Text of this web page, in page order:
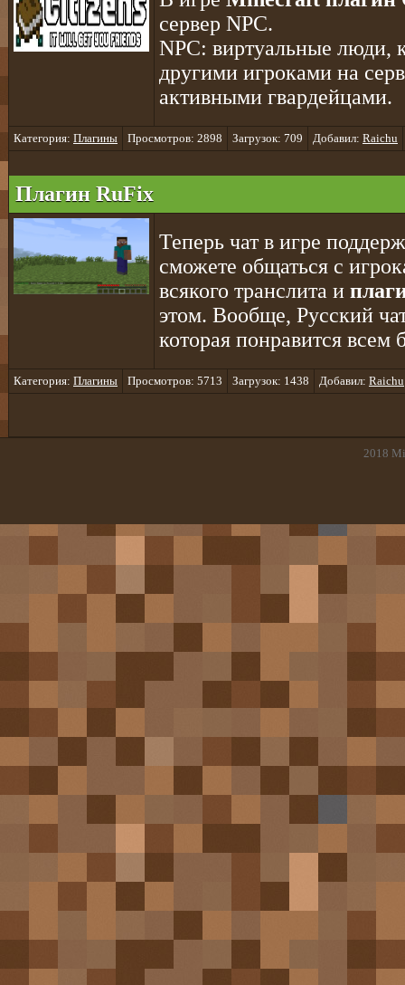
сервер NPC.
NPC: виртуальные люди,
другими игроками на
активными гвардейцами.
Категория: Плагины Просмотров: 2898 Загрузок: 709 Добавил: Raichu
Плагин RuFix
Теперь чат в игре
сможете общаться с
всякого транслита и
этом. Вообще, Русский
которая понравится всем
Категория: Плагины Просмотров: 5713 Загрузок: 1438 Добавил: Raichu
2018